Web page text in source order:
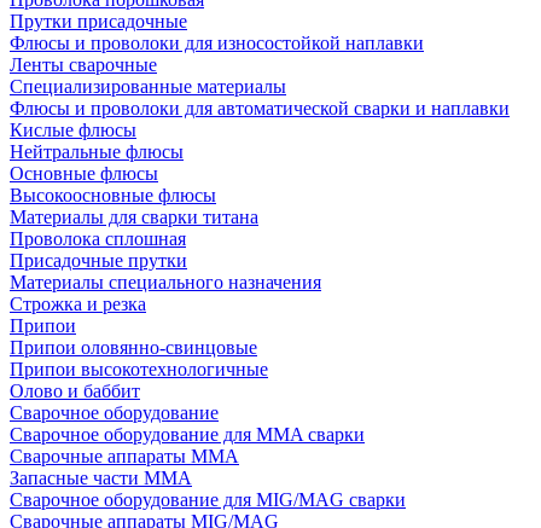
Прутки присадочные
Флюсы и проволоки для износостойкой наплавки
Ленты сварочные
Специализированные материалы
Флюсы и проволоки для автоматической сварки и наплавки
Кислые флюсы
Нейтральные флюсы
Основные флюсы
Высокоосновные флюсы
Материалы для сварки титана
Проволока сплошная
Присадочные прутки
Материалы специального назначения
Строжка и резка
Припои
Припои оловянно-свинцовые
Припои высокотехнологичные
Олово и баббит
Сварочное оборудование
Сварочное оборудование для MMA сварки
Сварочные аппараты MMA
Запасные части MMA
Сварочное оборудование для MIG/MAG сварки
Сварочные аппараты MIG/MAG